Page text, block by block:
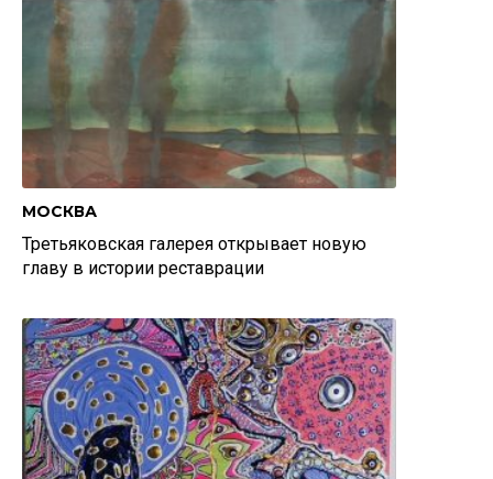
МОСКВА
Третьяковская галерея открывает новую
главу в истории реставрации